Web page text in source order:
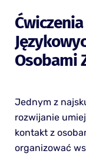
Osobami
Jednym z
rozwijanie
kontakt z
organizować